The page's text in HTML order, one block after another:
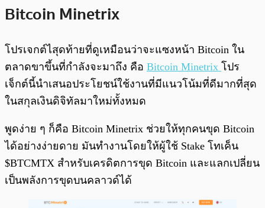
Bitcoin Minetrix
โปรเจกต์ไสุดท้ายที่ดูเหมือนว่าจะแซงหน้า Bitcoin ใน
ตลาดขาขึ้นที่กำลังจะมาถึง คือ Bitcoin Minetrix โปร
เจ็กต์นี้นำเสนอประโยชน์ใช้งานที่มีแนวโน้มที่ดีมากที่สุด
ในสกุลเงินดิจิทัลมาใหม่ทั้งหมด
พูดง่าย ๆ ก็คือ Bitcoin Minetrix ช่วยให้ทุกคนขุด Bitcoin
ได้อย่างง่ายดาย มันทำงานโดยให้ผู้ใช้ Stake โทเค็น
$BTCMTX สำหรับเครดิตการขุด Bitcoin และแลกเปลี่ยน
เป็นพลังการขุดบนคลาวด์ได้